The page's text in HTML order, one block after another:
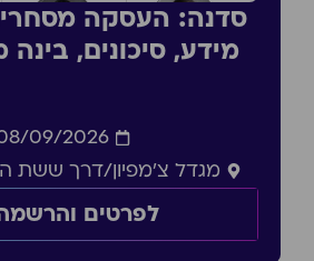
מידע, סיכונים,
09/2026
מגדל צ'מפיון/דרך ששת
לפרטים